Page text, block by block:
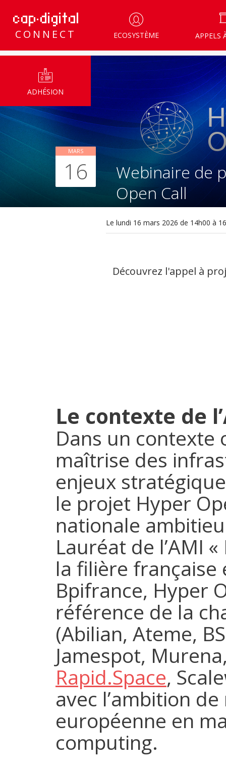
CONNECT ECOSYSTÈME APPELS
ADHÉSION
MARS
16
Webinaire de
Open Call
Le lundi 16 mars 2026 de 14h00 à
Découvrez l'appel à
Le contexte de
Dans un
maîtrise des
enjeux
le projet Hyper
nationale
Lauréat de l’AMI
la filière française
Bpifrance, Hyper
référence de la
(Abilian, Ateme,
Jamespot,
Rapid.Space,
avec l’ambition
européenne en
computing.